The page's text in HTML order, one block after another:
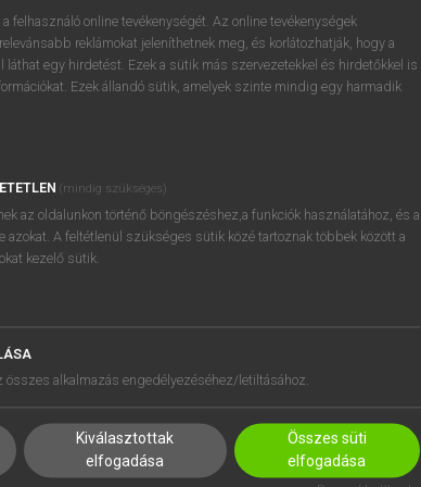
próbaverziójának elindításához
regisztrálok ésbelépek.
REGISZTRÁCIÓ
SÜTI BEÁLLÍTÁSOK
felhasználó online tevékenységét. Az online tevékenységek
reklámokat jeleníthetnek meg, és korlátozhatják, hogy a
láthat egy hirdetést. Ezek a sütik más szervezetekkel és hirdetőkkel is
Ezek állandó sütik, amelyek szinte mindig egy harmadik
(mindig szükséges)
az oldalunkon történő böngészéshez,a funkciók használatához, és a
azokat. A feltétlenül szükséges sütik közé tartoznak többek között a
kezelő sütik.
összes alkalmazás engedélyezéséhez/letiltásához.
Kiválasztottak
elfogadása
Összes süti
elfogadása